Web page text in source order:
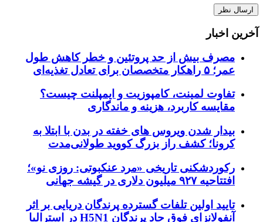
آخرین اخبار
مصرف بیش از حد پروتئین و خطر کاهش طول
عمر؛ ۵ راهکار متخصصان برای تعادل تغذیه‌ای
تفاوت لمینت، کامپوزیت و ایمپلنت چیست؟
مقایسه کاربرد، هزینه و ماندگاری
بیدار شدن ویروس‌ های خفته در بدن با ابتلا به
کرونا؛ کشف راز بزرگ کووید طولانی‌مدت
رکوردشکنی تاریخی «مرد عنکبوتی: روزی نو»؛
افتتاحیه ۹۲۷ میلیون دلاری در گیشه جهانی
تایید اولین تلفات گسترده پرندگان دریایی بر اثر
آنفولانزای فوق حاد پرندگان H5N1 در استرالیا